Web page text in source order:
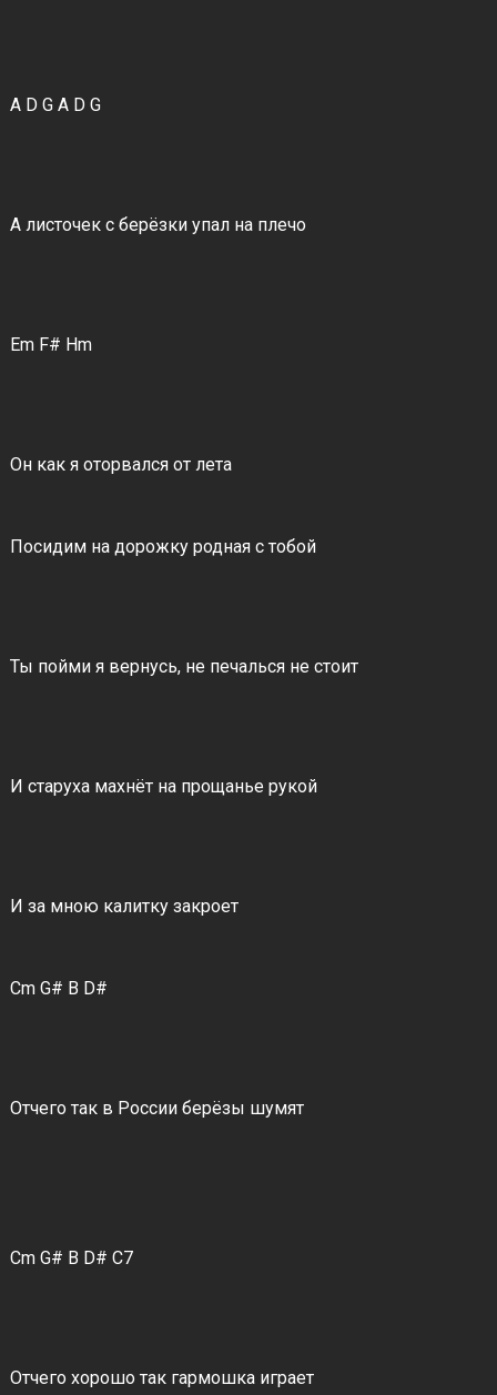
A D G A D G
А листочек с берёзки упал на плечо
Em F# Hm
Он как я оторвался от лета
Посидим на дорожку родная с тобой
Ты пойми я вернусь, не печалься не стоит
И старуха махнёт на прощанье рукой
И за мною калитку закроет
Cm G# B D#
Отчего так в России берёзы шумят
Cm G# B D# C7
Отчего хорошо так гармошка играет